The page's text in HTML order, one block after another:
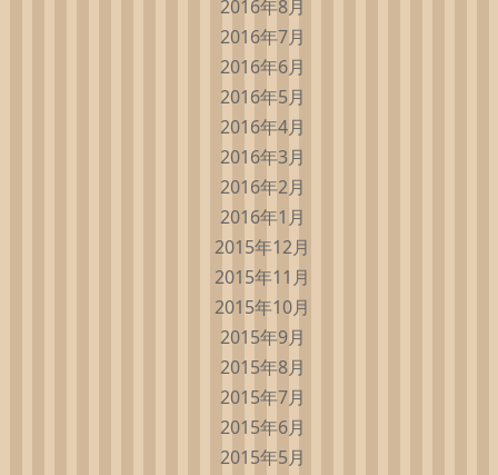
2016年8月
2016年7月
2016年6月
2016年5月
2016年4月
2016年3月
2016年2月
2016年1月
2015年12月
2015年11月
2015年10月
2015年9月
2015年8月
2015年7月
2015年6月
2015年5月